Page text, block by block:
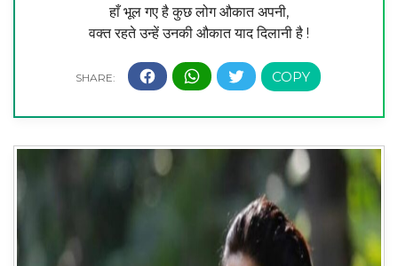
हाँ भूल गए है कुछ लोग औकात अपनी,
वक्त रहते उन्हें उनकी औकात याद दिलानी है !